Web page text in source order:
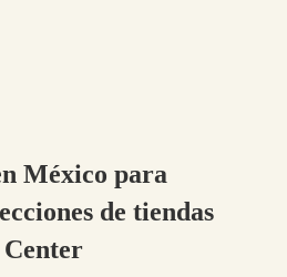
México para
de tiendas